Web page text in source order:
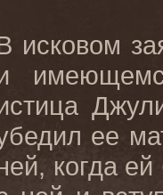
исковом
ее
когда